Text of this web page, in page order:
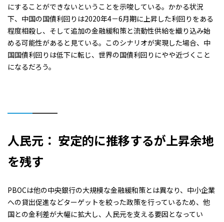
にすることができないということを示唆している。かかる状況
下、中国の国債利回りは2020年4－6月期に上昇した利回りをある
程度相殺し、そして追加の金融緩和策と流動性供給を織り込み始
める可能性があると見ている。このシナリオが実現した場合、中
国国債利回りは低下に転じ、世界の国債利回りにやや近づくこと
になるだろう。
人民元： 安定的に推移するが上昇余地
を残す
PBOCは他の中央銀行の大規模な金融緩和策とは異なり、中小企業
への貸出促進などターゲットを絞った政策を行っているため、他
国との金利差が大幅に拡大し、人民元を支える要因となってい